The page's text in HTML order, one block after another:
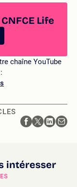
Life
chaîne YouTube
intéresser